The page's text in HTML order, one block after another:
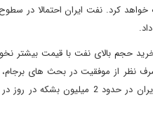
کرد. نفت ایران احتمالا در
حجم بالای نفت با قیمت بیشتر
نظر از موفقیت در بحث های برجام،